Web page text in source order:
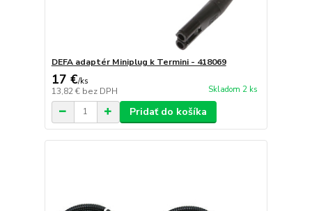
DEFA adaptér Miniplug k Termini - 418069
17 €/ks
13,82 € bez DPH Skladom 2 ks
Pridať do košíka